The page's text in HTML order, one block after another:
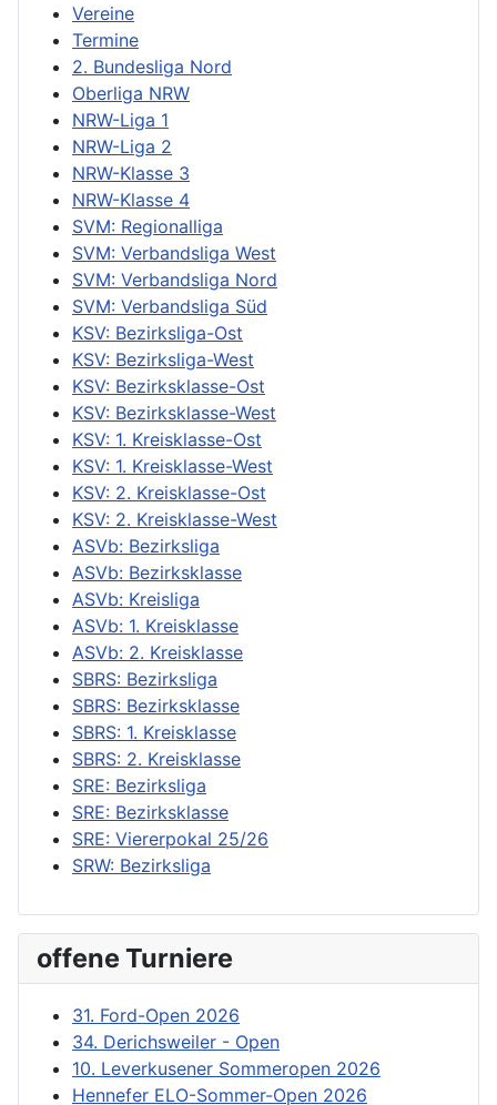
Vereine
Termine
2. Bundesliga Nord
Oberliga NRW
NRW-Liga 1
NRW-Liga 2
NRW-Klasse 3
NRW-Klasse 4
SVM: Regionalliga
SVM: Verbandsliga West
SVM: Verbandsliga Nord
SVM: Verbandsliga Süd
KSV: Bezirksliga-Ost
KSV: Bezirksliga-West
KSV: Bezirksklasse-Ost
KSV: Bezirksklasse-West
KSV: 1. Kreisklasse-Ost
KSV: 1. Kreisklasse-West
KSV: 2. Kreisklasse-Ost
KSV: 2. Kreisklasse-West
ASVb: Bezirksliga
ASVb: Bezirksklasse
ASVb: Kreisliga
ASVb: 1. Kreisklasse
ASVb: 2. Kreisklasse
SBRS: Bezirksliga
SBRS: Bezirksklasse
SBRS: 1. Kreisklasse
SBRS: 2. Kreisklasse
SRE: Bezirksliga
SRE: Bezirksklasse
SRE: Viererpokal 25/26
SRW: Bezirksliga
offene Turniere
31. Ford-Open 2026
34. Derichsweiler - Open
10. Leverkusener Sommeropen 2026
Hennefer ELO-Sommer-Open 2026